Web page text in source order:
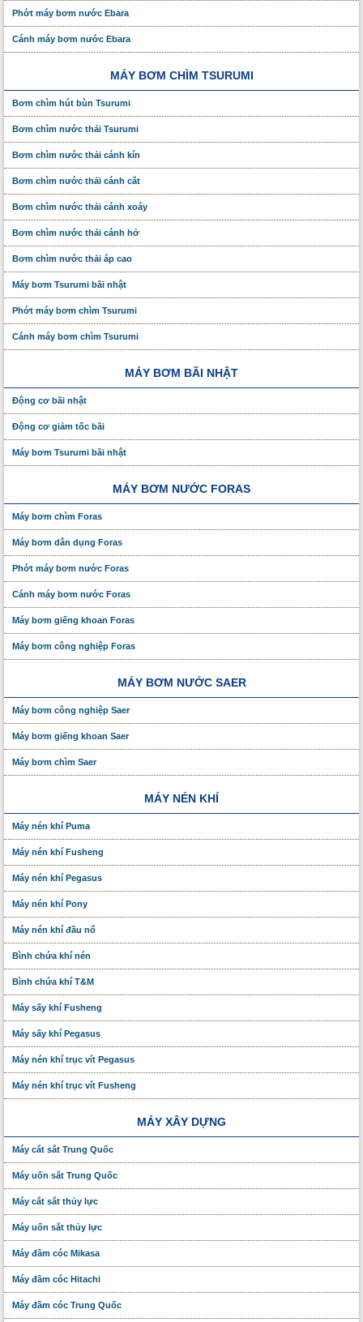
Phớt máy bơm nước Ebara
Cánh máy bơm nước Ebara
MÁY BƠM CHÌM TSURUMI
Bơm chìm hút bùn Tsurumi
Bơm chìm nước thải Tsurumi
Bơm chìm nước thải cánh kín
Bơm chìm nước thải cánh cắt
Bơm chìm nước thải cánh xoáy
Bơm chìm nước thải cánh hở
Bơm chìm nước thải áp cao
Máy bơm Tsurumi bãi nhật
Phớt máy bơm chìm Tsurumi
Cánh máy bơm chìm Tsurumi
MÁY BƠM BÃI NHẬT
Động cơ bãi nhật
Động cơ giảm tốc bãi
Máy bơm Tsurumi bãi nhật
MÁY BƠM NƯỚC FORAS
Máy bơm chìm Foras
Máy bơm dân dụng Foras
Phớt máy bơm nước Foras
Cánh máy bơm nước Foras
Máy bơm giếng khoan Foras
Máy bơm công nghiệp Foras
MÁY BƠM NƯỚC SAER
Máy bơm công nghiệp Saer
Máy bơm giếng khoan Saer
Máy bơm chìm Saer
MÁY NÉN KHÍ
Máy nén khí Puma
Máy nén khí Fusheng
Máy nén khí Pegasus
Máy nén khí Pony
Máy nén khí đầu nổ
Bình chứa khí nén
Bình chứa khí T&M
Máy sấy khí Fusheng
Máy sấy khí Pegasus
Máy nén khí trục vít Pegasus
Máy nén khí trục vít Fusheng
MÁY XÂY DỰNG
Máy cắt sắt Trung Quốc
Máy uốn sắt Trung Quốc
Máy cắt sắt thủy lực
Máy uốn sắt thủy lực
Máy đầm cóc Mikasa
Máy đầm cóc Hitachi
Máy đầm cóc Trung Quốc